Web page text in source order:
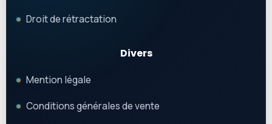
Droit de rétractation
Divers
Mention légale
Conditions générales de vente